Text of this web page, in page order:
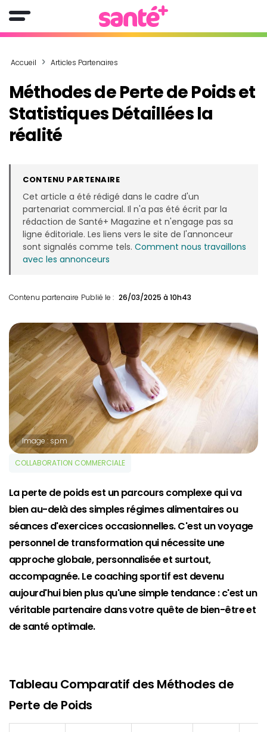
Accueil Articles Partenaires
Méthodes de Perte de Poids et
Statistiques Détaillées la
réalité
CONTENU PARTENAIRE
Cet article a été rédigé dans le cadre d'un
partenariat commercial. Il n'a pas été écrit par la
rédaction de Santé+ Magazine et n'engage pas sa
ligne éditoriale. Les liens vers le site de l'annonceur
sont signalés comme tels. Comment nous travaillons
avec les annonceurs
Contenu partenaire Publié le : 26/03/2025 à 10h43
Image : spm
COLLABORATION COMMERCIALE
La perte de poids est un parcours complexe qui va
bien au-delà des simples régimes alimentaires ou
séances d'exercices occasionnelles. C'est un voyage
personnel de transformation qui nécessite une
approche globale, personnalisée et surtout,
accompagnée. Le coaching sportif est devenu
aujourd'hui bien plus qu'une simple tendance : c'est un
véritable partenaire dans votre quête de bien-être et
de santé optimale.
Tableau Comparatif des Méthodes de
Perte de Poids